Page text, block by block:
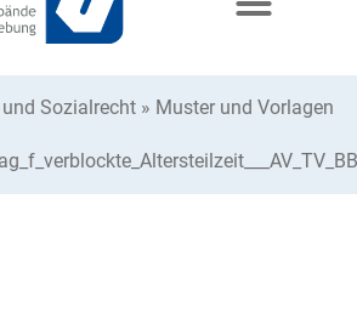
Sozialrecht » Muster und Vorlagen